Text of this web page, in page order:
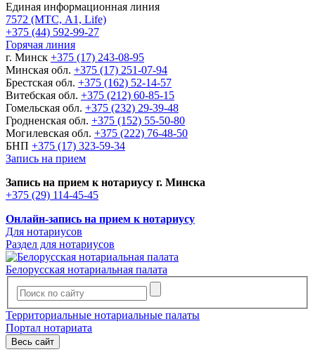
Единая информационная линия
7572 (МТС, A1, Life)
+375 (44) 592-99-27
Горячая линия
г. Минск +375 (17) 243-08-95
Минская обл. +375 (17) 251-07-94
Брестская обл. +375 (162) 52-14-57
Витебская обл. +375 (212) 60-85-15
Гомельская обл. +375 (232) 29-39-48
Гродненская обл. +375 (152) 55-50-80
Могилевская обл. +375 (222) 76-48-50
БНП +375 (17) 323-59-34
Запись на прием
Запись на прием к нотариусу г. Минска
+375 (29) 114-45-45
Онлайн-запись на прием к нотариусу
Для нотариусов
Раздел для нотариусов
Белорусская нотариальная палата
Территориальные нотариальные палаты
Портал нотариата
Весь сайт